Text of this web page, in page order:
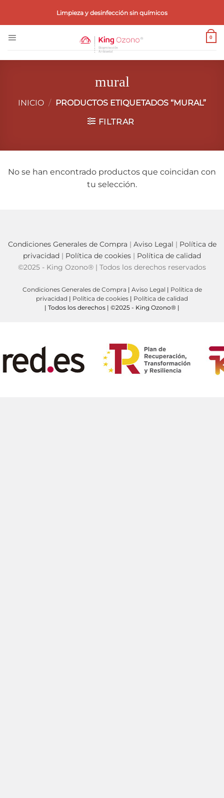
Limpieza y desinfección sin químicos
0
mural
INICIO / PRODUCTOS ETIQUETADOS “MURAL”
FILTRAR
No se han encontrado productos que coincidan con
tu selección.
Condiciones Generales de Compra | Aviso Legal | Política de
privacidad | Política de cookies | Política de calidad
©2025 - King Ozono® | Todos los derechos reservados
Condiciones Generales de Compra | Aviso Legal | Política de
privacidad | Política de cookies | Política de calidad
| Todos los derechos | ©2025 - King Ozono® |